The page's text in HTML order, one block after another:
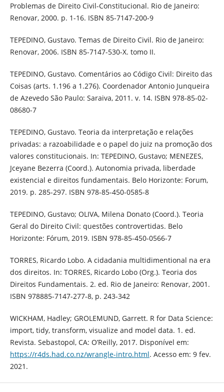
Problemas de Direito Civil-Constitucional. Rio de Janeiro:
Renovar, 2000. p. 1-16. ISBN 85-7147-200-9
TEPEDINO, Gustavo. Temas de Direito Civil. Rio de Janeiro:
Renovar, 2006. ISBN 85-7147-530-X. tomo II.
TEPEDINO, Gustavo. Comentários ao Código Civil: Direito das
Coisas (arts. 1.196 a 1.276). Coordenador Antonio Junqueira
de Azevedo São Paulo: Saraiva, 2011. v. 14. ISBN 978-85-02-
08680-7
TEPEDINO, Gustavo. Teoria da interpretação e relações
privadas: a razoabilidade e o papel do juiz na promoção dos
valores constitucionais. In: TEPEDINO, Gustavo; MENEZES,
Jceyane Bezerra (Coord.). Autonomia privada, liberdade
existencial e direitos fundamentais. Belo Horizonte: Forum,
2019. p. 285-297. ISBN 978-85-450-0585-8
TEPEDINO, Gustavo; OLIVA, Milena Donato (Coord.). Teoria
Geral do Direito Civil: questões controvertidas. Belo
Horizonte: Fórum, 2019. ISBN 978-85-450-0566-7
TORRES, Ricardo Lobo. A cidadania multidimentional na era
dos direitos. In: TORRES, Ricardo Lobo (Org.). Teoria dos
Direitos Fundamentais. 2. ed. Rio de Janeiro: Renovar, 2001.
ISBN 978885-7147-277-8, p. 243-342
WICKHAM, Hadley; GROLEMUND, Garrett. R for Data Science:
import, tidy, transform, visualize and model data. 1. ed.
Revista. Sebastopol, CA: O’Reilly, 2017. Disponível em:
https://r4ds.had.co.nz/wrangle-intro.html. Acesso em: 9 fev.
2021.